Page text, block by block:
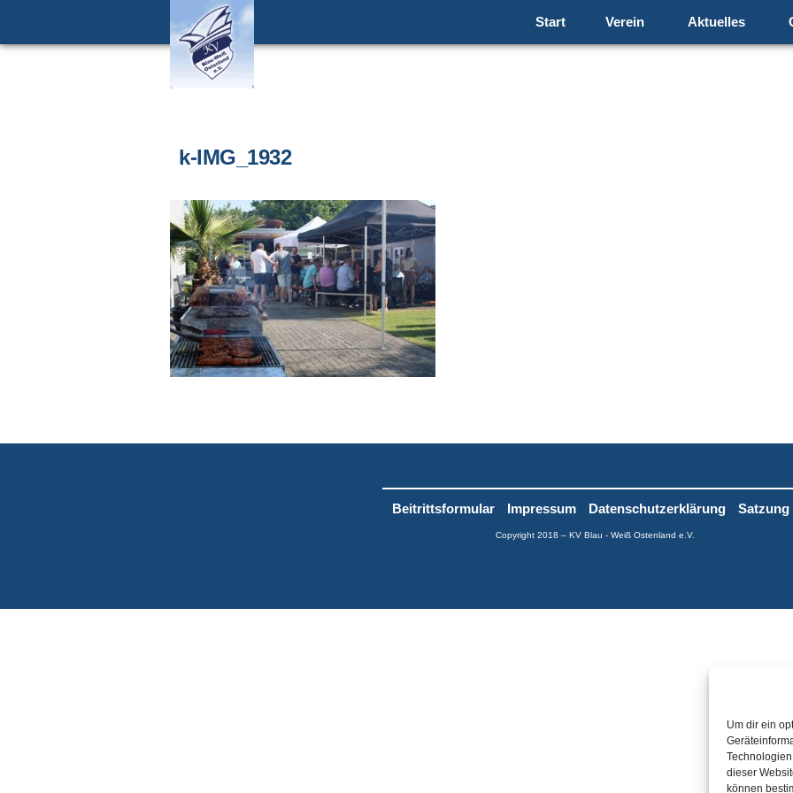
Um dir ein
dieser
können
Start Verein Aktuelles
k-IMG_1932
Beitrittsformular Impressum Datenschutzerklärung Satzung
Copyright 2018 – KV Blau - Weiß Ostenland e.V.